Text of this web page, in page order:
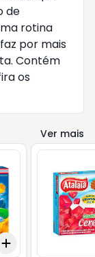
de
rotina
por mais
Contém
os
Ver mais